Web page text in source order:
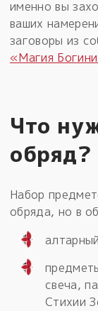
именно вы
ваших
заговоры из
«Магия
Что
обряд?
Набор
обряда, но в
свеча,
Стихии